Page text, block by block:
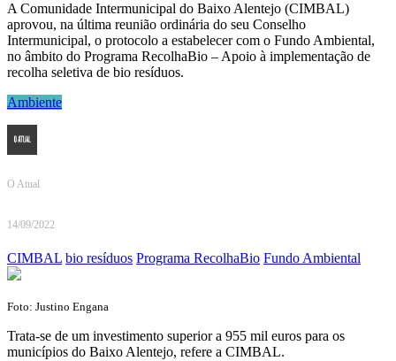
A Comunidade Intermunicipal do Baixo Alentejo (CIMBAL)
aprovou, na última reunião ordinária do seu Conselho
Intermunicipal, o protocolo a estabelecer com o Fundo Ambiental,
no âmbito do Programa RecolhaBio – Apoio à implementação de
recolha seletiva de bio resíduos.
Ambiente
O Atual
14/09/2022
CIMBAL bio resíduos Programa RecolhaBio Fundo Ambiental
Foto: Justino Engana
Trata-se de um investimento superior a 955 mil euros para os
municípios do Baixo Alentejo, refere a CIMBAL.